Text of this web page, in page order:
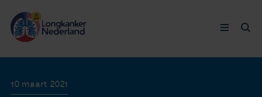
Longkanker
10 maart 2021